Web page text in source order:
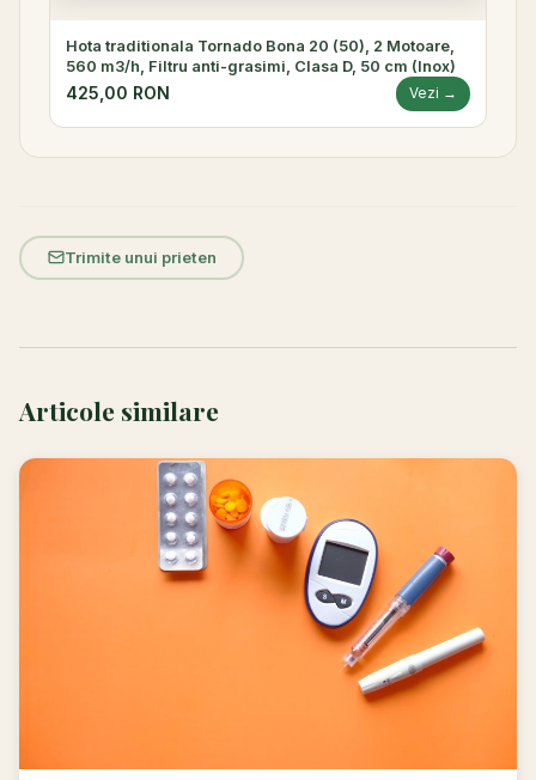
Hota traditionala Tornado Bona 20 (50), 2 Motoare,
560 m3/h, Filtru anti-grasimi, Clasa D, 50 cm (Inox)
425,00 RON Vezi →
Trimite unui prieten
Articole similare